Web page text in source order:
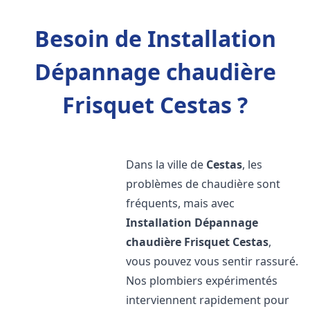
Besoin de Installation
Dépannage chaudière
Frisquet Cestas ?
Dans la ville de Cestas, les
problèmes de chaudière sont
fréquents, mais avec
Installation Dépannage
chaudière Frisquet Cestas,
vous pouvez vous sentir rassuré.
Nos plombiers expérimentés
interviennent rapidement pour